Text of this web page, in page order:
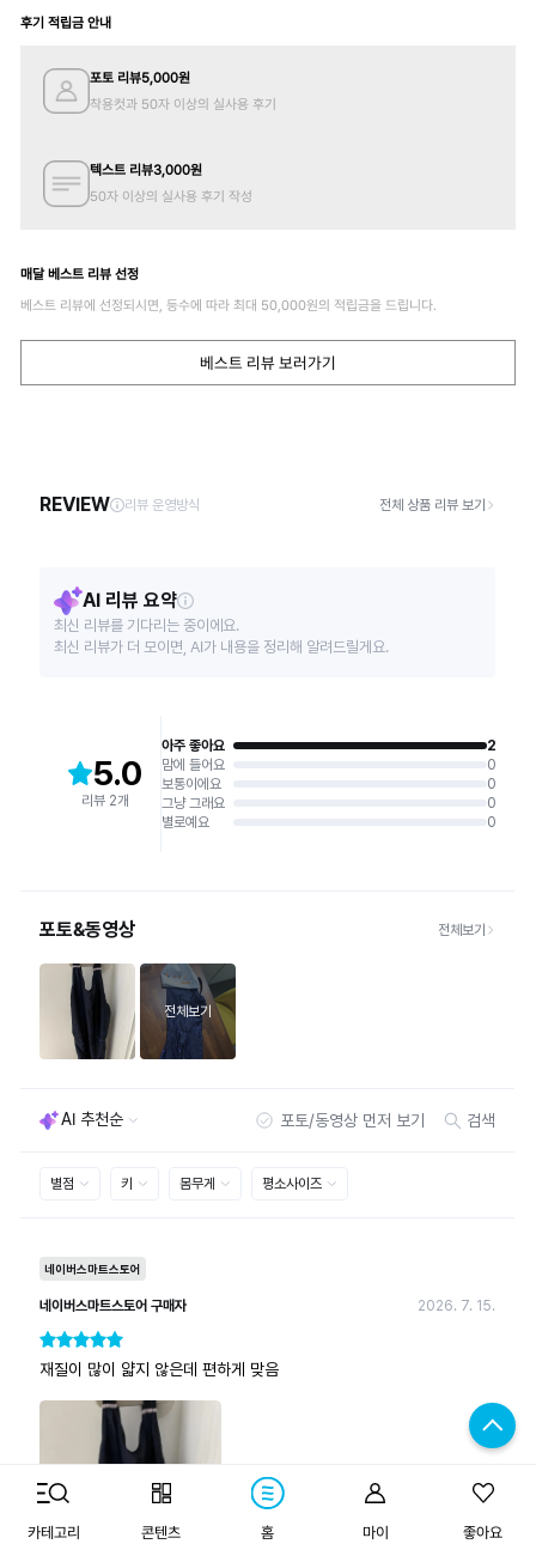
후기 적립금 안내
포토 리뷰5,000원
착용컷과 50자 이상의 실사용 후기
텍스트 리뷰3,000원
50자 이상의 실사용 후기 작성
매달 베스트 리뷰 선정
베스트 리뷰에 선정되시면, 등수에 따라 최대 50,000원의 적립금을 드립니다.
베스트 리뷰 보러가기
카테고리 콘텐츠 홈 마이 좋아요